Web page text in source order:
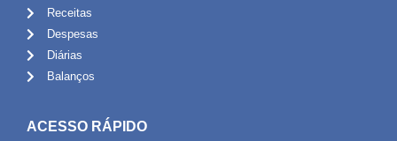
Receitas
Despesas
Diárias
Balanços
ACESSO RÁPIDO